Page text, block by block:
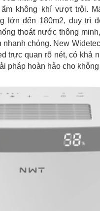
không khí vượt trội.
lớn đến 180m2, duy trì
thoát nước thông
chóng. New
trực quan rõ nét, có khả
pháp hoàn hảo cho